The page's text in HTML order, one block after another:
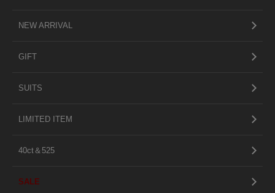
NEW ARRIVAL
GIFT
SUITS
LIMITED ITEM
40ct＆525
SALE